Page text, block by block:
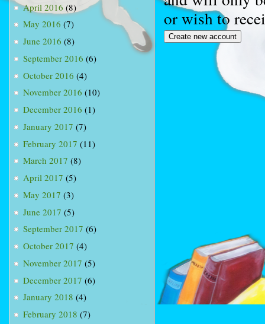
April 2016 (8)
May 2016 (7)
June 2016 (8)
September 2016 (6)
October 2016 (4)
November 2016 (10)
December 2016 (1)
January 2017 (7)
February 2017 (11)
March 2017 (8)
April 2017 (5)
May 2017 (3)
June 2017 (5)
September 2017 (6)
October 2017 (4)
November 2017 (5)
December 2017 (6)
January 2018 (4)
February 2018 (7)
or wish to